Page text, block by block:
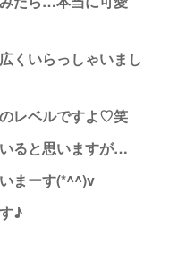
くいらっしゃいまし
レベルですよ♡笑
ると思いますが…
まーす(*^^)v
♪